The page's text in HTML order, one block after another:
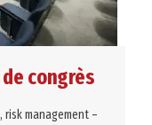
congrès
risk management –